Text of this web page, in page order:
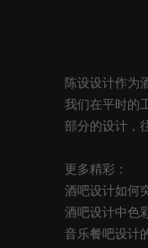
陈设设计作为
我们在平时的
部分的设计，
更多精彩：
酒吧设计如何
酒吧设计中色
音乐餐吧设计